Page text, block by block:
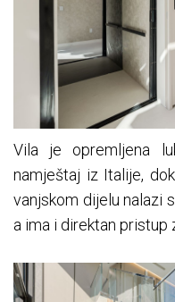
Vila je opremljena
namještaj iz Italije,
vanjskom dijelu nalazi
a ima i direktan pristup